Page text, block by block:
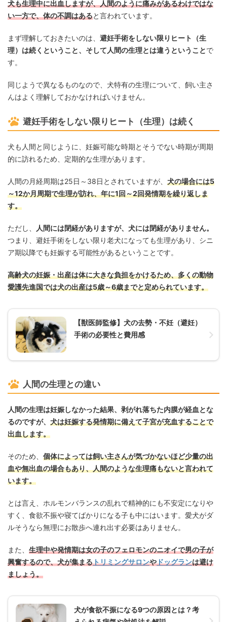
犬も生理中に出血しますが、人間のように痛みがあるわけではな
い一方で、体の不調はあると言われています。
まず理解しておきたいのは、 避妊手術をしない限りヒート（生
理）は続くということ、そして人間の生理とは違うということで
す。
同じようで異なるものなので、犬特有の生理について、飼い主さ
んはよく理解しておかなければいけません。
避妊手術をしない限りヒート（生理）は続く
犬も人間と同じように、妊娠可能な時期とそうでない時期が周期
的に訪れるため、定期的な生理があります。
人間の月経周期は25日～38日とされていますが、 犬の場合には5
～12か月周期で生理が訪れ、年に1回～2回発情期を繰り返しま
す。
ただし、
人間には閉経がありますが、犬には閉経がありません。
つまり、避妊手術をしない限り老犬になっても生理があり、シニ
ア期以降でも妊娠する可能性があるということです。
高齢犬の妊娠・出産は体に大きな負担をかけるため、多くの動物
愛護先進国では犬の出産は5歳～6歳までと定められています。
【獣医師監修】犬の去勢・不妊（避妊）
手術の必要性と費用感
人間の生理との違い
人間の生理は妊娠しなかった結果、剥がれ落ちた内膜が経血とな
るのですが、 犬は妊娠する発情期に備えて子宮が充血することで
出血します。
そのため、 個体によっては飼い主さんが気づかないほど少量の出
血や無出血の場合もあり、人間のような生理痛もないと言われて
います。
とは言え、ホルモンバランスの乱れで精神的にも不安定になりや
すく、食欲不振や寝てばかりになる子も中にはいます。愛犬がダ
ルそうなら無理にお散歩へ連れ出す必要はありません。
また、 生理中や発情期は女の子のフェロモンのニオイで男の子が
興奮するので、犬が集まるトリミングサロンやドッグランは避け
ましょう。
犬が食欲不振になる9つの原因とは？考